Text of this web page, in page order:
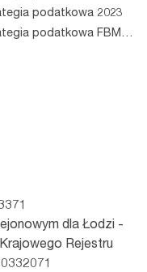
dla Łodzi -
Rejestru
podatkowa 2023
Strategia podatkowa FBM 2023